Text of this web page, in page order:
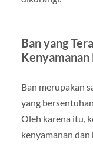
Ban yang
Ban merupakan
yang
Oleh karena itu,
kenyamanan dan